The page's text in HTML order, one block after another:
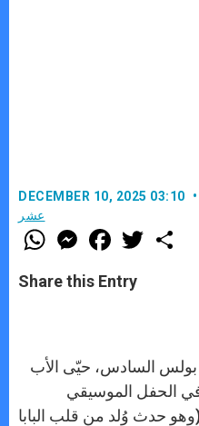
DECEMBER 10, 2025 03:10
عشر
W
h
t
s
M
e
s
e
F
a
e
b
w
Share this Entry
بولس السادس، حيّى الأب
الحفل الموسيقي
حدث وُلد من قلب البابا